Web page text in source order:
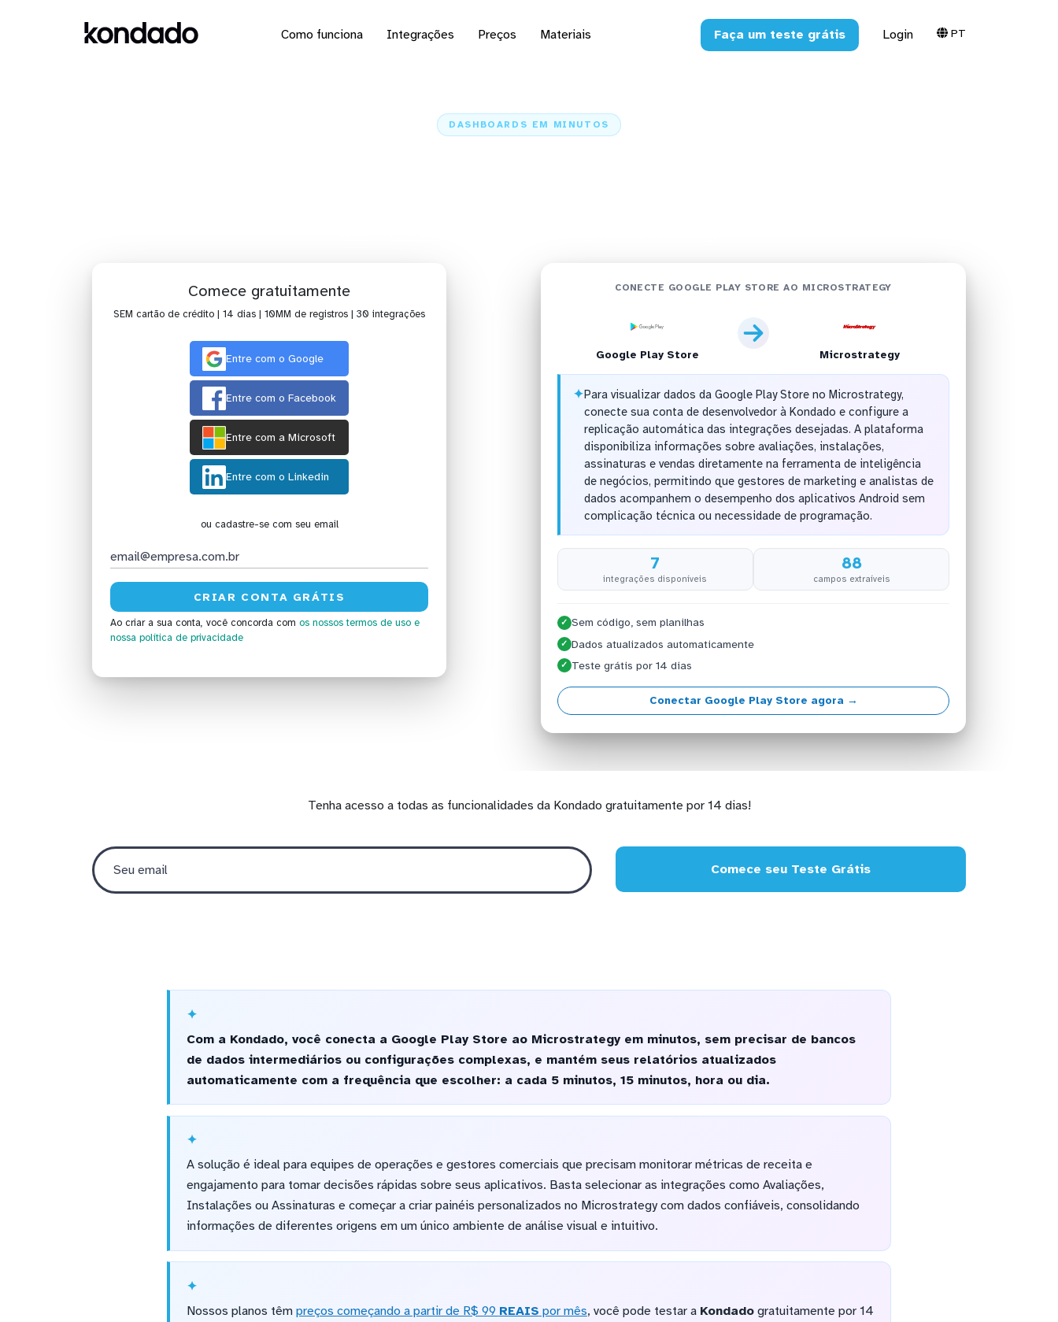
Como funciona Integrações Preços Materiais Faça um teste grátis Login PT
DASHBOARDS EM MINUTOS
Comece gratuitamente
SEM cartão de crédito | 14 dias | 10MM de registros | 30 integrações
Entre com o Google
Entre com o Facebook
Entre com a Microsoft
Entre com o Linkedin
ou cadastre-se com seu email
Ao criar a sua conta, você concorda com os nossos termos de uso e
nossa política de privacidade
CONECTE GOOGLE PLAY STORE AO MICROSTRATEGY
Google Play Store Microstrategy
✦Para visualizar dados da Google Play Store no Microstrategy,
conecte sua conta de desenvolvedor à Kondado e configure a
replicação automática das integrações desejadas. A plataforma
disponibiliza informações sobre avaliações, instalações,
assinaturas e vendas diretamente na ferramenta de inteligência
de negócios, permitindo que gestores de marketing e analistas de
dados acompanhem o desempenho dos aplicativos Android sem
complicação técnica ou necessidade de programação.
7
integrações disponíveis
88
campos extraíveis
✓ Sem código, sem planilhas
✓ Dados atualizados automaticamente
✓ Teste grátis por 14 dias
Conectar Google Play Store agora →
Tenha acesso a todas as funcionalidades da Kondado gratuitamente por 14 dias!
Comece seu Teste Grátis
Com a Kondado, você conecta a Google Play Store ao Microstrategy em minutos, sem precisar de bancos
de dados intermediários ou configurações complexas, e mantém seus relatórios atualizados
automaticamente com a frequência que escolher: a cada 5 minutos, 15 minutos, hora ou dia.
A solução é ideal para equipes de operações e gestores comerciais que precisam monitorar métricas de receita e
engajamento para tomar decisões rápidas sobre seus aplicativos. Basta selecionar as integrações como Avaliações,
Instalações ou Assinaturas e começar a criar painéis personalizados no Microstrategy com dados confiáveis, consolidando
informações de diferentes origens em um único ambiente de análise visual e intuitivo.
Nossos planos têm preços começando a partir de R$ 99 REAIS por mês, você pode testar a Kondadogratuitamente por 14